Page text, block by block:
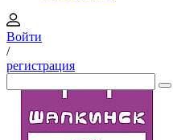
Войти
/
регистрация